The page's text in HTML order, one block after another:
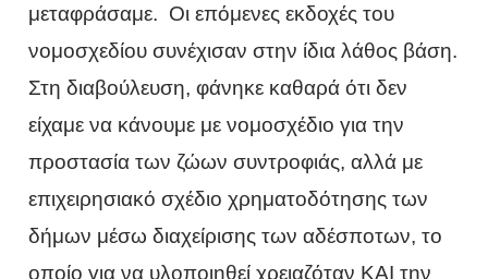
μεταφράσαμε. Οι επόμενες εκδοχές του
νομοσχεδίου συνέχισαν στην ίδια λάθος βάση.
Στη διαβούλευση, φάνηκε καθαρά ότι δεν
είχαμε να κάνουμε με νομοσχέδιο για την
προστασία των ζώων συντροφιάς, αλλά με
επιχειρησιακό σχέδιο χρηματοδότησης των
δήμων μέσω διαχείρισης των αδέσποτων, το
οποίο για να υλοποιηθεί χρειαζόταν ΚΑΙ την